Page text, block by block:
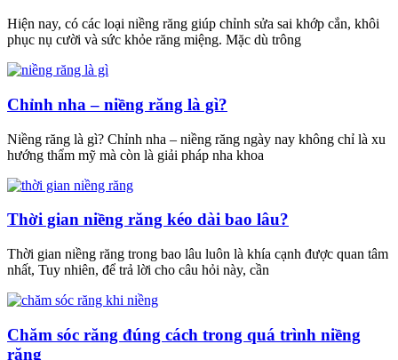
Hiện nay, có các loại niềng răng giúp chỉnh sửa sai khớp cắn, khôi
phục nụ cười và sức khỏe răng miệng. Mặc dù trông
Chỉnh nha – niềng răng là gì?
Niềng răng là gì? Chỉnh nha – niềng răng ngày nay không chỉ là xu
hướng thẩm mỹ mà còn là giải pháp nha khoa
Thời gian niềng răng kéo dài bao lâu?
Thời gian niềng răng trong bao lâu luôn là khía cạnh được quan tâm
nhất, Tuy nhiên, để trả lời cho câu hỏi này, cần
Chăm sóc răng đúng cách trong quá trình niềng
răng